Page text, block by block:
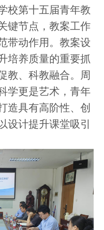
校第十五届青年教
键节点，教案工作
带动作用。教案设
培养质量的重要抓
教、科教融合。周
学更是艺术，青年
造具有高阶性、创
设计提升课堂吸引